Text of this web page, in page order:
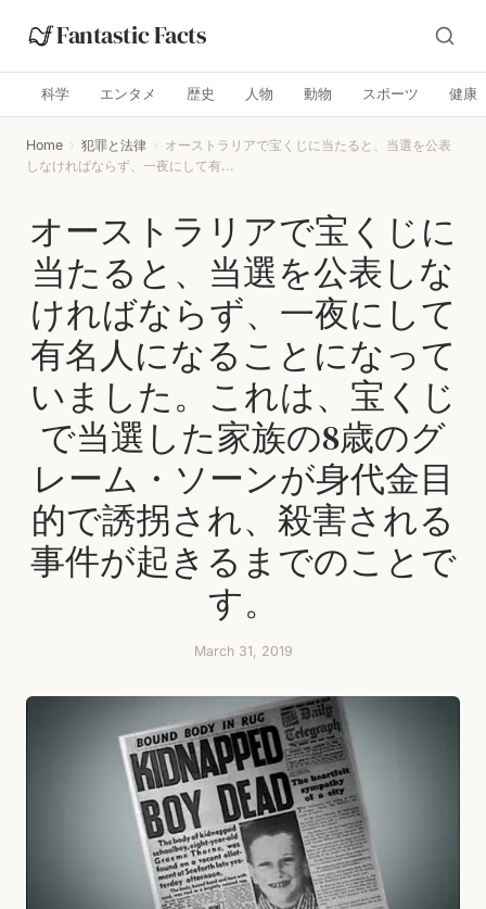
Fantastic Facts
科学 エンタメ 歴史 人物 動物 スポーツ 健康
Home › 犯罪と法律 › オーストラリアで宝くじに当たると、当選を公表
しなければならず、一夜にして有...
オーストラリアで宝くじに
当たると、当選を公表しな
ければならず、一夜にして
有名人になることになって
いました。これは、宝くじ
で当選した家族の8歳のグ
レーム・ソーンが身代金目
的で誘拐され、殺害される
事件が起きるまでのことで
す。
March 31, 2019